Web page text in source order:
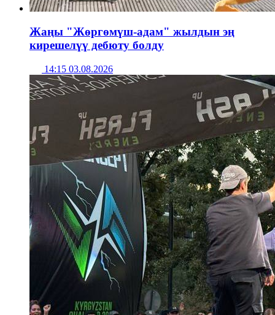
Жаңы "Жөргөмүш-адам" жылдын эң
кирешелүү дебюту болду
14:15 03.08.2026